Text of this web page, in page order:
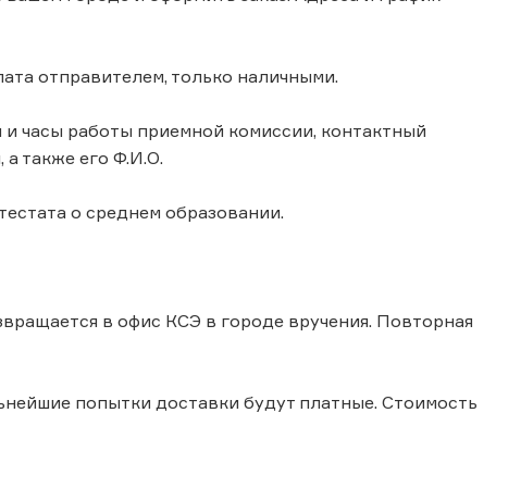
отправителем, только наличными.
часы работы приемной комиссии, контактный
а также его Ф.И.О.
о среднем образовании.
в офис КСЭ в городе вручения. Повторная
попытки доставки будут платные. Стоимость